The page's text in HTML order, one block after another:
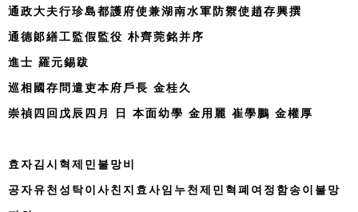
通政大夫行珍島都護府使兼湖南水軍防禦使趙存興撰
通德郞繕工監假監役 朴齊莞銘并序
進士 羅元錫跋
巡相國存問遣吏本府戶長 金桂久
崇禎四回戊辰四月 日 本面幼學 金用麗 崔學鵬 金權厚
효자김시혁제민불망비
공자유천성탁이사친지효사임누천제민혁폐여정함송이불망